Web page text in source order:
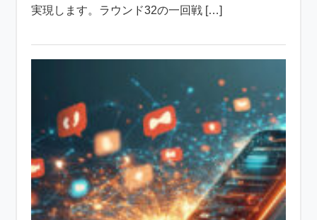
実現します。ラウンド32の一回戦 […]